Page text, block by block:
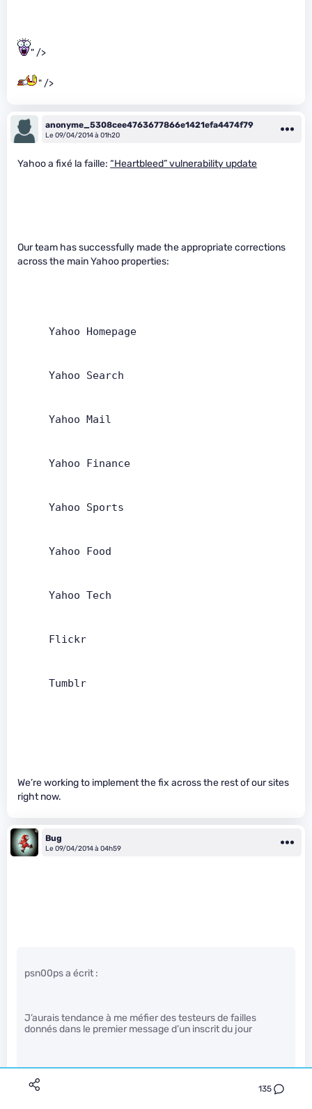
135
" />
" />
anonyme_5308cee4763677866e1421efa4474f79
Le 09/04/2014 à 01h20
Yahoo a fixé la faille: “Heartbleed” vulnerability update
Our team has successfully made the appropriate corrections
across the main Yahoo properties:
     Yahoo Homepage
     Yahoo Search
     Yahoo Mail
     Yahoo Finance
     Yahoo Sports
     Yahoo Food
     Yahoo Tech
     Flickr
     Tumblr
We’re working to implement the fix across the rest of our sites
right now.
Bug
Le 09/04/2014 à 04h59
psn00ps a écrit :
J’aurais tendance à me méfier des testeurs de failles
donnés dans le premier message d’un inscrit du jour